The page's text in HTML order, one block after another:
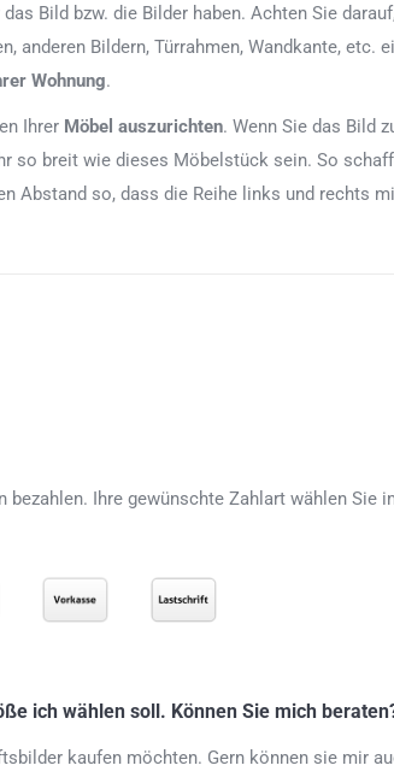
Bild bzw. die Bilder haben. Achten Sie
anderen Bildern, Türrahmen, Wandkante, etc.
Wohnung.
Ihrer Möbel auszurichten. Wenn Sie das Bild
so breit wie dieses Möbelstück sein. So
Abstand so, dass die Reihe links und rechts
Ihre gewünschte Zahlart wählen Sie
ich wählen soll. Können Sie mich
kaufen möchten. Gern können sie mir